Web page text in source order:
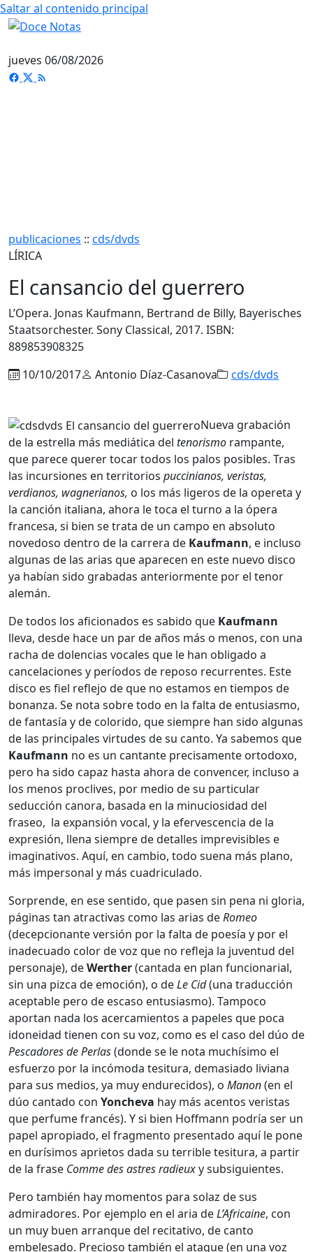
Saltar al contenido principal
jueves 06/08/2026
publicaciones :: cds/dvds
LÍRICA
El cansancio del guerrero
L’Opera. Jonas Kaufmann, Bertrand de Billy, Bayerisches
Staatsorchester. Sony Classical, 2017. ISBN:
889853908325
10/10/2017
Antonio Díaz-Casanova cds/dvds
Nueva grabación
de la estrella más mediática del tenorismo rampante,
que parece querer tocar todos los palos posibles. Tras
las incursiones en territorios puccinianos, veristas,
verdianos, wagnerianos, o los más ligeros de la opereta y
la canción italiana, ahora le toca el turno a la ópera
francesa, si bien se trata de un campo en absoluto
novedoso dentro de la carrera de Kaufmann, e incluso
algunas de las arias que aparecen en este nuevo disco
ya habían sido grabadas anteriormente por el tenor
alemán.
De todos los aficionados es sabido que Kaufmann
lleva, desde hace un par de años más o menos, con una
racha de dolencias vocales que le han obligado a
cancelaciones y períodos de reposo recurrentes. Este
disco es fiel reflejo de que no estamos en tiempos de
bonanza. Se nota sobre todo en la falta de entusiasmo,
de fantasía y de colorido, que siempre han sido algunas
de las principales virtudes de su canto. Ya sabemos que
Kaufmann no es un cantante precisamente ortodoxo,
pero ha sido capaz hasta ahora de convencer, incluso a
los menos proclives, por medio de su particular
seducción canora, basada en la minuciosidad del
fraseo, la expansión vocal, y la efervescencia de la
expresión, llena siempre de detalles imprevisibles e
imaginativos. Aquí, en cambio, todo suena más plano,
más impersonal y más cuadriculado.
Sorprende, en ese sentido, que pasen sin pena ni gloria,
páginas tan atractivas como las arias deRomeo
(decepcionante versión por la falta de poesía y por el
inadecuado color de voz que no refleja la juventud del
personaje), deWerther(cantada en plan funcionarial,
sin una pizca de emoción), o deLe Cid(una traducción
aceptable pero de escaso entusiasmo). Tampoco
aportan nada los acercamientos a papeles que poca
idoneidad tienen con su voz, como es el caso del dúo de
Pescadores de Perlas(donde se le nota muchísimo el
esfuerzo por la incómoda tesitura, demasiado liviana
para sus medios, ya muy endurecidos), o Manon(en el
dúo cantado con Yoncheva hay más acentos veristas
que perfume francés). Y si bien Hoffmann podría ser un
papel apropiado, el fragmento presentado aquí le pone
en durísimos aprietos dada su terrible tesitura, a partir
de la frase Comme des astres radieuxy subsiguientes.
Pero también hay momentos para solaz de sus
admiradores. Por ejemplo en el aria deL’Africaine, con
un muy buen arranque del recitativo, de canto
embelesado. Precioso también el ataque (en una voz